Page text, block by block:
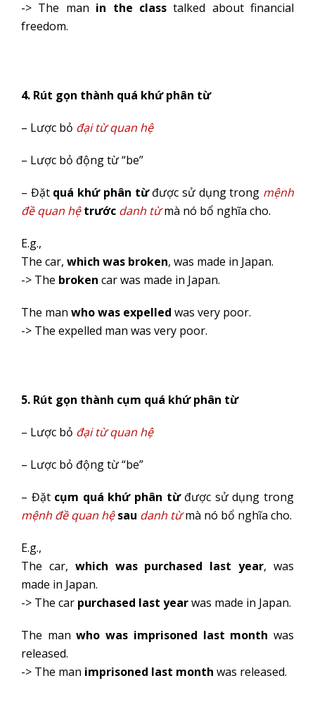
-> The man in the classtalked about financial
freedom.
4. Rút gọn thành quá khứ phân từ
– Lược bỏ đại từ quan hệ
– Lược bỏ động từ “be”
– Đặt quá khứ phân từđược sử dụng trong mệnh
đề quan hệ trước danh từmà nó bổ nghĩa cho.
E.g.,
The car, which was broken, was made in Japan.
-> The broken car was made in Japan.
The man who was expelled was very poor.
-> The expelled man was very poor.
5. Rút gọn thành cụm quá khứ phân từ
– Lược bỏ đại từ quan hệ
– Lược bỏ động từ “be”
– Đặt cụm quá khứ phân từđược sử dụng trong
mệnh đề quan hệ sau danh từmà nó bổ nghĩa cho.
E.g.,
The car, which was purchased last year, was
made in Japan.
-> The car purchased last yearwas made in Japan.
The manwho was imprisoned last month was
released.
-> The man imprisoned last month was released.